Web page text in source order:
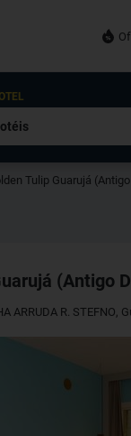
Tulip Guarujá
(Antigo
ARRUDA R. STEFNO,